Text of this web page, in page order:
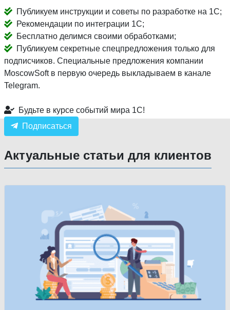
Публикуем инструкции и советы по разработке на 1С;
Рекомендации по интеграции 1С;
Бесплатно делимся своими обработками;
Публикуем секретные спецпредложения только для
подписчиков. Специальные предложения компании
MoscowSoft в первую очередь выкладываем в канале
Telegram.
Будьте в курсе событий мира 1С!
Подписаться
Актуальные статьи для клиентов